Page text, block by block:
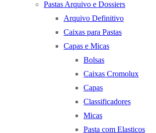
Pastas Arquivo e Dossiers
Arquivo Definitivo
Caixas para Pastas
Capas e Micas
Bolsas
Caixas Cromolux
Capas
Classificadores
Micas
Pasta com Elasticos